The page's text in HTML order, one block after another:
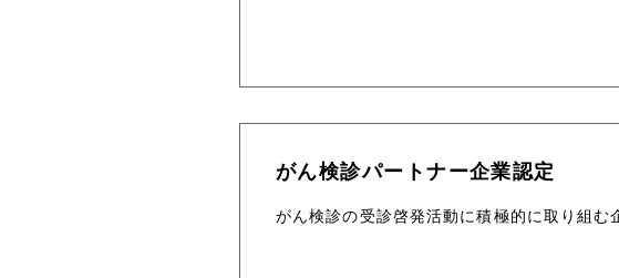
一般段ボールケース
がん検診パートナー企業認定
がん検診の受診啓発活動に積極的に取り組む